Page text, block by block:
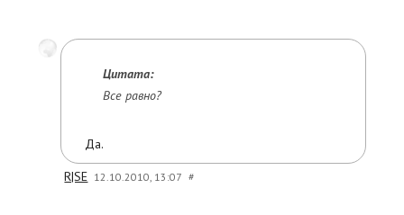
Цитата:
Все равно?
Да.
R|SE 12.10.2010, 13:07 #